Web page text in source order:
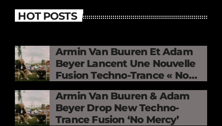
HOT POSTS
Armin Van Buuren Et Adam
Beyer Lancent Une Nouvelle
Fusion Techno-Trance « No
Mercy »
Armin Van Buuren & Adam
Beyer Drop New Techno-
Trance Fusion ‘No Mercy’